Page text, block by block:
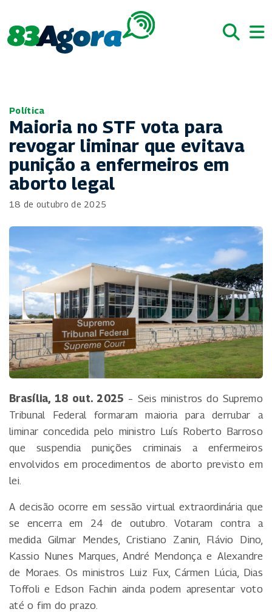
Política
Maioria no STF vota para
revogar liminar que evitava
punição a enfermeiros em
aborto legal
18 de outubro de 2025
Brasília, 18 out. 2025 – Seis ministros do Supremo
Tribunal Federal formaram maioria para derrubar a
liminar concedida pelo ministro Luís Roberto Barroso
que suspendia punições criminais a enfermeiros
envolvidos em procedimentos de aborto previsto em
lei.
A decisão ocorre em sessão virtual extraordinária que
se encerra em 24 de outubro. Votaram contra a
medida Gilmar Mendes, Cristiano Zanin, Flávio Dino,
Kassio Nunes Marques, André Mendonça e Alexandre
de Moraes. Os ministros Luiz Fux, Cármen Lúcia, Dias
Toffoli e Edson Fachin ainda podem apresentar voto
até o fim do prazo.